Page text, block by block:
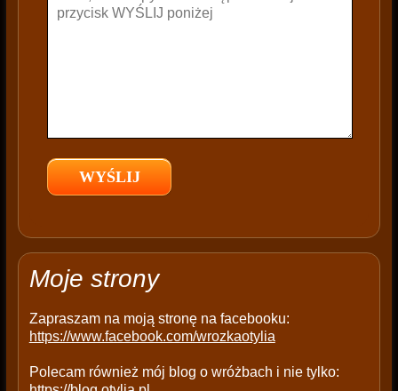
e
e
p
y
Moje strony
Zapraszam na moją stronę na facebooku:
https://www.facebook.com/wrozkaotylia
Polecam również mój blog o wróżbach i nie tylko: